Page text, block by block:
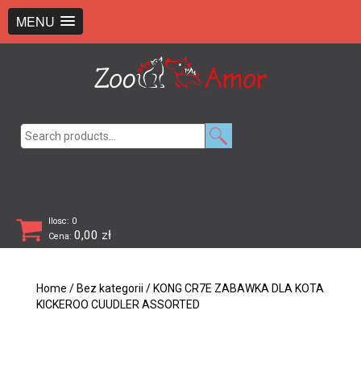
MENU
Ilosc: 0
Cena: 0,00 zł
Home / Bez kategorii / KONG CR7E ZABAWKA DLA KOTA
KICKEROO CUUDLER ASSORTED